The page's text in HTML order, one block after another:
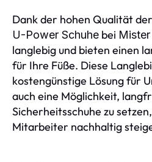
Dank der hohen Qualität
U-Power Schuhe bei
langlebig und bieten einen
für Ihre Füße. Diese
kostengünstige Lösung für
auch eine Möglichkeit,
Sicherheitsschuhe zu
Mitarbeiter nachhaltig